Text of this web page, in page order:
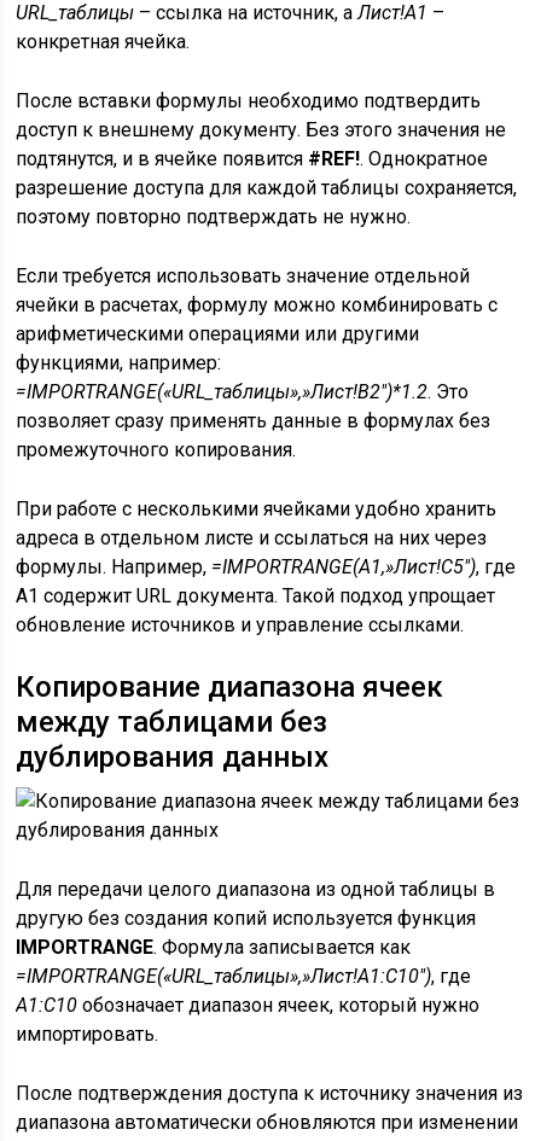
URL_таблицы – ссылка на источник, аЛист!A1 –
конкретная ячейка.
После вставки формулы необходимо подтвердить
доступ к внешнему документу. Без этого значения не
подтянутся, и в ячейке появится #REF!. Однократное
разрешение доступа для каждой таблицы сохраняется,
поэтому повторно подтверждать не нужно.
Если требуется использовать значение отдельной
ячейки в расчетах, формулу можно комбинировать с
арифметическими операциями или другими
функциями, например:
=IMPORTRANGE(«URL_таблицы»,»Лист!B2″)*1.2. Это
позволяет сразу применять данные в формулах без
промежуточного копирования.
При работе с несколькими ячейками удобно хранить
адреса в отдельном листе и ссылаться на них через
формулы. Например, =IMPORTRANGE(A1,»Лист!C5″), где
A1 содержит URL документа. Такой подход упрощает
обновление источников и управление ссылками.
Копирование диапазона ячеек
между таблицами без
дублирования данных
Для передачи целого диапазона из одной таблицы в
другую без создания копий используется функция
IMPORTRANGE. Формула записывается как
=IMPORTRANGE(«URL_таблицы»,»Лист!A1:C10″), где
A1:C10 обозначает диапазон ячеек, который нужно
импортировать.
После подтверждения доступа к источнику значения из
диапазона автоматически обновляются при изменении